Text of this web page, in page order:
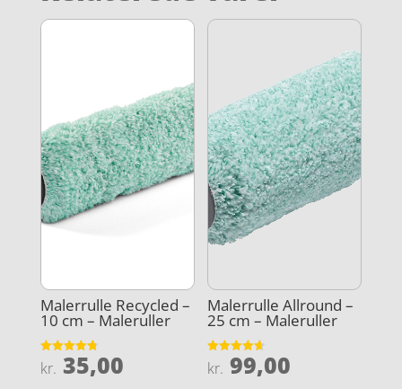
Malerrulle Recycled –
10 cm – Maleruller
Vurderet
4.8
kr. 35,00
Malerrulle Allround –
25 cm – Maleruller
Vurderet
4.6
kr. 99,00